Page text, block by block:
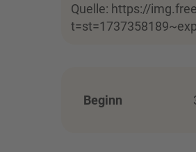
Quelle: https://
Beginn